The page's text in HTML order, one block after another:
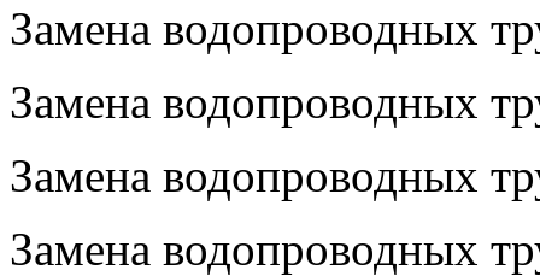
Замена водопроводных
Замена водопроводных
Замена водопроводных
Замена водопроводных